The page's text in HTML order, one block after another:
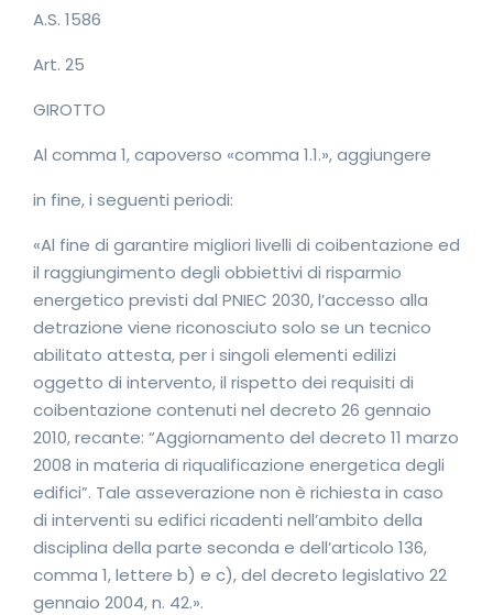
A.S. 1586
Art. 25
GIROTTO
Al comma 1, capoverso «comma 1.1.», aggiungere
in fine, i seguenti periodi:
«Al fine di garantire migliori livelli di coibentazione ed
il raggiungimento degli obbiettivi di risparmio
energetico previsti dal PNIEC 2030, l’accesso alla
detrazione viene riconosciuto solo se un tecnico
abilitato attesta, per i singoli elementi edilizi
oggetto di intervento, il rispetto dei requisiti di
coibentazione contenuti nel decreto 26 gennaio
2010, recante: “Aggiornamento del decreto 11 marzo
2008 in materia di riqualificazione energetica degli
edifici”. Tale asseverazione non è richiesta in caso
di interventi su edifici ricadenti nell’ambito della
disciplina della parte seconda e dell’articolo 136,
comma 1, lettere b) e c), del decreto legislativo 22
gennaio 2004, n. 42.».